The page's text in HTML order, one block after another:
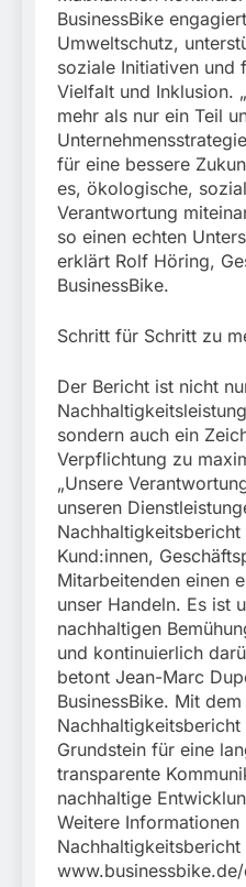
BusinessBike
Umweltschutz,
soziale Initiativen und
Vielfalt und Inklusion.
mehr als nur ein Teil
für eine bessere
es, ökologische,
Verantwortung
so einen echten
erklärt Rolf Höring,
BusinessBike.
Schritt für Schritt zu
Der Bericht ist nicht
sondern auch ein
Verpflichtung zu
„Unsere
unseren
Kund:innen,
Mitarbeitenden einen
unser Handeln. Es ist
nachhaltigen
und kontinuierlich
betont Jean-Marc
BusinessBike. Mit
Grundstein für eine
transparente
nachhaltige
Weitere